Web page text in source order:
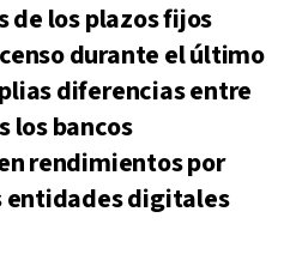
de los plazos fijos
durante el último
diferencias entre
los bancos
rendimientos por
entidades digitales